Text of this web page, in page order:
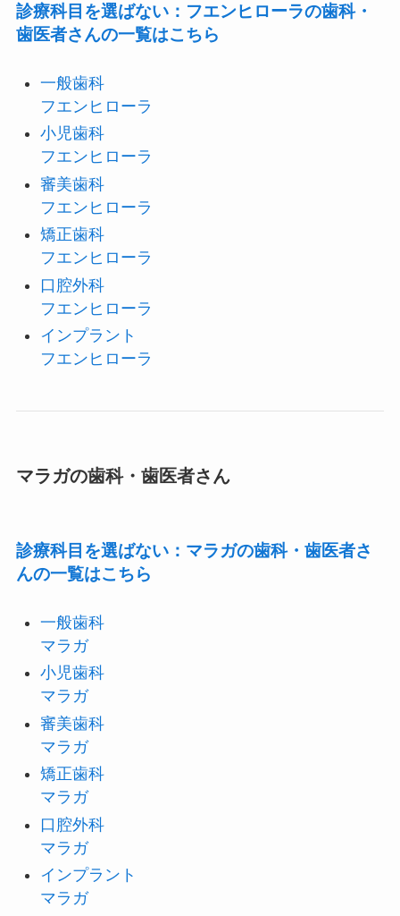
診療科目を選ばない：フエンヒローラの歯科・
歯医者さんの一覧はこちら
一般歯科
フエンヒローラ
小児歯科
フエンヒローラ
審美歯科
フエンヒローラ
矯正歯科
フエンヒローラ
口腔外科
フエンヒローラ
インプラント
フエンヒローラ
マラガの歯科・歯医者さん
診療科目を選ばない：マラガの歯科・歯医者さ
んの一覧はこちら
一般歯科
マラガ
小児歯科
マラガ
審美歯科
マラガ
矯正歯科
マラガ
口腔外科
マラガ
インプラント
マラガ